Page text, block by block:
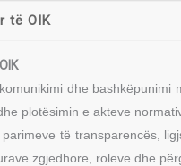
të OIK
dhe
plotësimin e akteve
të transparencës,
zgjedhore, roleve dhe